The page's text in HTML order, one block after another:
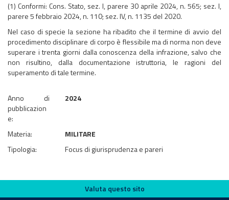
(1) Conformi: Cons. Stato, sez. I, parere 30 aprile 2024, n. 565; sez. I,
parere 5 febbraio 2024, n. 110; sez. IV, n. 1135 del 2020.
Nel caso di specie la sezione ha ribadito che il termine di avvio del
procedimento disciplinare di corpo è flessibile ma di norma non deve
superare i trenta giorni dalla conoscenza della infrazione, salvo che
non risultino, dalla documentazione istruttoria, le ragioni del
superamento di tale termine.
Anno di
pubblicazion
e:
2024
Materia:
MILITARE
Tipologia:
Focus di giurisprudenza e pareri
Valuta questo sito
Valuta questo sito